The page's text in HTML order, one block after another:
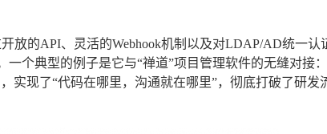
放的API、灵活的Webhook机制以及对LDAP/AD统一认
一个典型的例子是它与“禅道”项目管理软件的无缝对接
实现了“代码在哪里，沟通就在哪里”，彻底打破了研发